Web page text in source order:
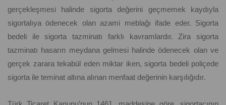
gerçekleşmesi halinde sigorta değerini geçmemek kaydıyla
sigortalıya ödenecek olan azami meblağı ifade eder. Sigorta
bedeli ile sigorta tazminatı farklı kavramlardır. Zira sigorta
tazminatı hasarın meydana gelmesi halinde ödenecek olan ve
gerçek zarara tekabül eden miktar iken, sigorta bedeli poliçede
sigorta ile teminat altına alınan menfaat değerinin karşılığıdır.